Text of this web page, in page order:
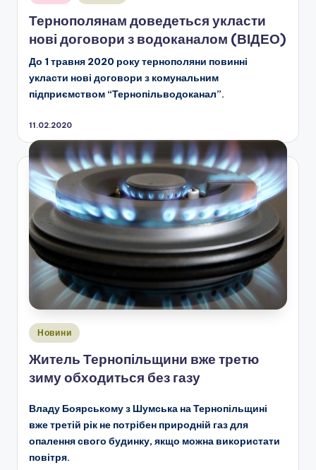
Тернополянам доведеться укласти
нові договори з водоканалом (ВІДЕО)
До 1 травня 2020 року тернополяни повинні
укласти нові договори з комунальним
підприємством “Тернопільводоканал”.
11.02.2020
Опубліковано
Новини
Житель Тернопільщини вже третю
зиму обходиться без газу
Владу Боярському з Шумська на Тернопільщині
вже третій рік не потрібен природній газ для
опалення свого будинку, якщо можна використати
повітря.